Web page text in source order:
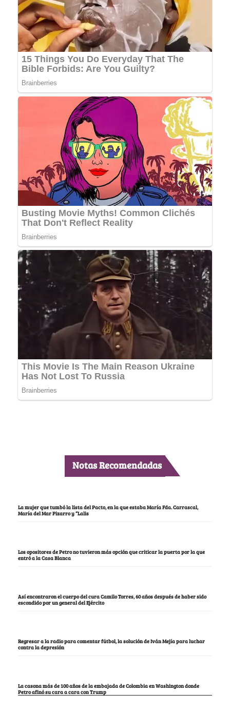
Notas Recomendadas
La mujer que tumbó la lista del Pacto, en la que estaba María Fda. Carrascal,
María del Mar Pizarro y “Lalis
Los opositores de Petro no tuvieron más opción que criticar la puerta por la que
entró a la Casa Blanca
Así encontraron el cuerpo del cura Camilo Torres, 60 años después de haber sido
escondido por un general del Ejército
Regresar a la radio para comentar fútbol, la solución de Iván Mejía para luchar
contra la depresión
La casona más de 100 años de la embajada de Colombia en Washington donde
Petro afinó su cara a cara con Trump